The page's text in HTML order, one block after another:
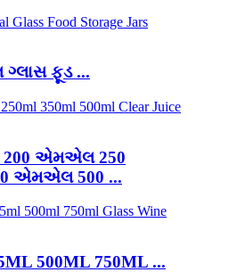
ફૂડ ...
એમએલ 250
એમએલ 500 ...
500ML 750ML ...